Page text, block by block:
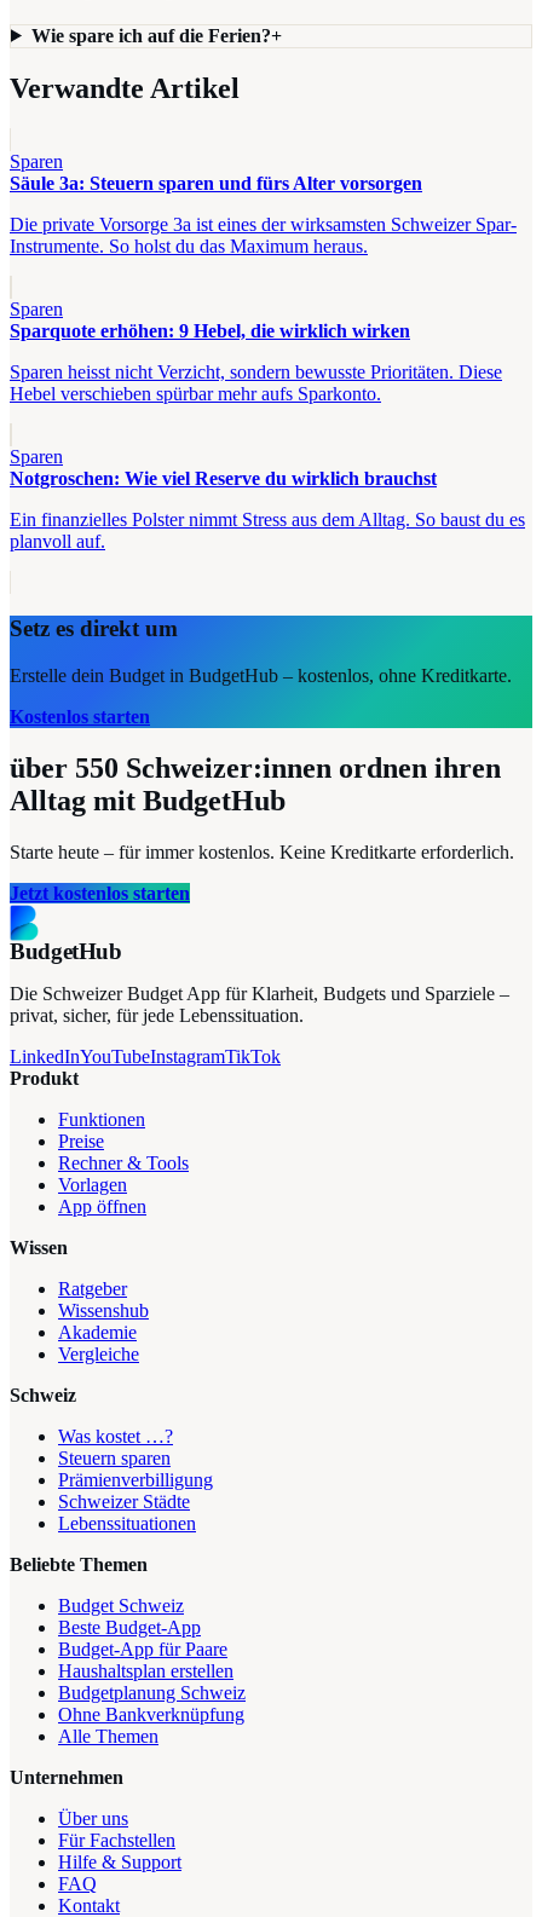
Wie spare ich auf die Ferien?+
Verwandte Artikel
Sparen
Säule 3a: Steuern sparen und fürs Alter vorsorgen
Die private Vorsorge 3a ist eines der wirksamsten Schweizer Spar-
Instrumente. So holst du das Maximum heraus.
Sparen
Sparquote erhöhen: 9 Hebel, die wirklich wirken
Sparen heisst nicht Verzicht, sondern bewusste Prioritäten. Diese
Hebel verschieben spürbar mehr aufs Sparkonto.
Sparen
Notgroschen: Wie viel Reserve du wirklich brauchst
Ein finanzielles Polster nimmt Stress aus dem Alltag. So baust du es
planvoll auf.
Setz es direkt um
Erstelle dein Budget in BudgetHub – kostenlos, ohne Kreditkarte.
Kostenlos starten
über 550 Schweizer:innen ordnen ihren
Alltag mit BudgetHub
Starte heute – für immer kostenlos. Keine Kreditkarte erforderlich.
Jetzt kostenlos starten
BudgetHub
Die Schweizer Budget App für Klarheit, Budgets und Sparziele –
privat, sicher, für jede Lebenssituation.
LinkedInYouTubeInstagramTikTok
Produkt
Funktionen
Preise
Rechner & Tools
Vorlagen
App öffnen
Wissen
Ratgeber
Wissenshub
Akademie
Vergleiche
Schweiz
Was kostet …?
Steuern sparen
Prämienverbilligung
Schweizer Städte
Lebenssituationen
Beliebte Themen
Budget Schweiz
Beste Budget-App
Budget-App für Paare
Haushaltsplan erstellen
Budgetplanung Schweiz
Ohne Bankverknüpfung
Alle Themen
Unternehmen
Über uns
Für Fachstellen
Hilfe & Support
FAQ
Kontakt